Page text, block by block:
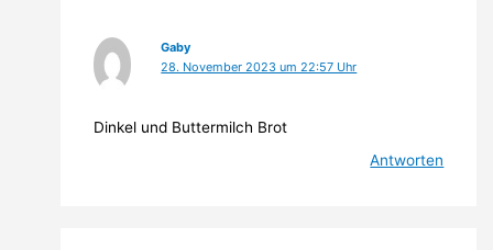
Gaby
28. November 2023 um 22:57 Uhr
Dinkel und Buttermilch Brot
Antworten